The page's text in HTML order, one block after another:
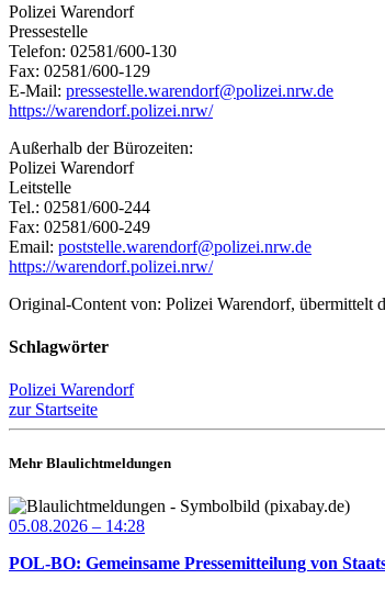
Polizei Warendorf
Pressestelle
Telefon: 02581/600-130
Fax: 02581/600-129
E-Mail: pressestelle.warendorf@polizei.nrw.de
https://warendorf.polizei.nrw/
Außerhalb der Bürozeiten:
Polizei Warendorf
Leitstelle
Tel.: 02581/600-244
Fax: 02581/600-249
Email: poststelle.warendorf@polizei.nrw.de
https://warendorf.polizei.nrw/
Original-Content von: Polizei Warendorf, übermittelt
Schlagwörter
Polizei Warendorf
zur Startseite
Mehr Blaulichtmeldungen
05.08.2026 – 14:28
POL-BO: Gemeinsame Pressemitteilung von